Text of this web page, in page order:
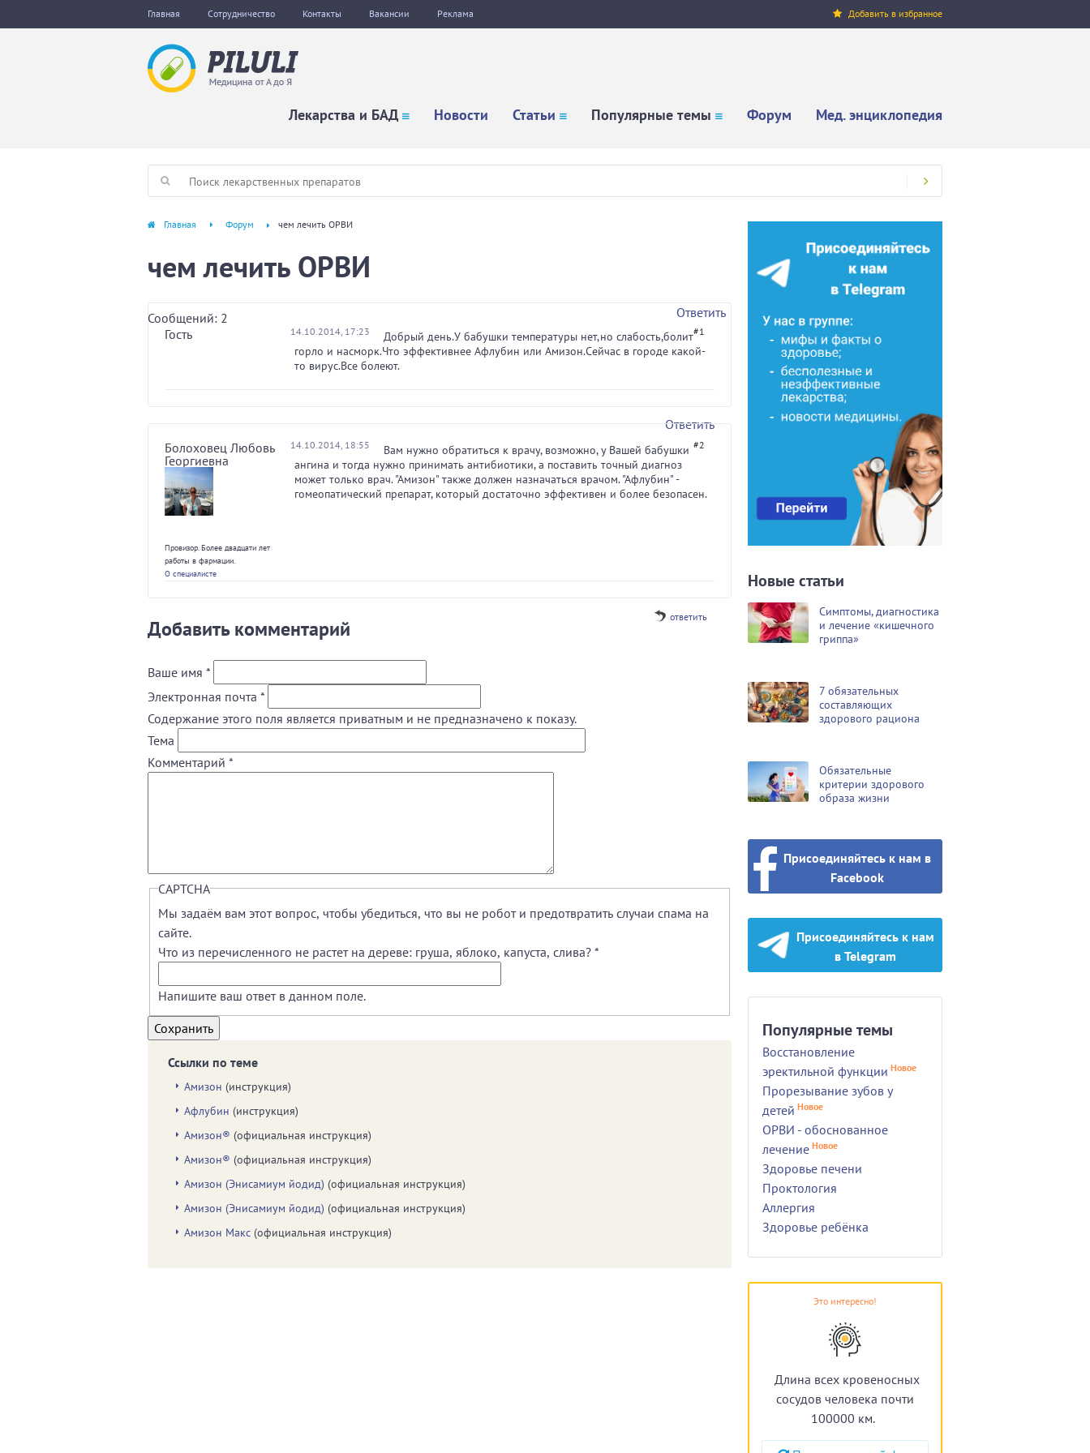
Главная Сотрудничество Контакты Вакансии Реклама Добавить в избранное
Лекарства и БАД Новости Статьи Популярные темы Форум Мед. энциклопедия
Главная Форум чем лечить ОРВИ
чем лечить ОРВИ
Сообщений: 2
Ответить
Гость
14.10.2014, 17:23 #1
Добрый день.У бабушки температуры нет,но слабость,болит
горло и насморк.Что эффективнее Афлубин или Амизон.Сейчас в городе какой-
то вирус.Все болеют.
Ответить
Болоховец Любовь
Георгиевна
Провизор. Более двадцати лет
работы в фармации.
О специалисте
14.10.2014, 18:55 #2
Вам нужно обратиться к врачу, возможно, у Вашей бабушки
ангина и тогда нужно принимать антибиотики, а поставить точный диагноз
может только врач. "Амизон" также должен назначаться врачом. "Афлубин" -
гомеопатический препарат, который достаточно эффективен и более безопасен.
ответить
Добавить комментарий
Ваше имя *
Электронная почта *
Содержание этого поля является приватным и не предназначено к показу.
Тема
Комментарий *
CAPTCHA
Мы задаём вам этот вопрос, чтобы убедиться, что вы не робот и предотвратить случаи спама на
сайте.
Что из перечисленного не растет на дереве: груша, яблоко, капуста, слива? *
Напишите ваш ответ в данном поле.
Ссылки по теме
Амизон (инструкция)
Афлубин (инструкция)
Амизон® (официальная инструкция)
Амизон® (официальная инструкция)
Амизон (Энисамиум йодид) (официальная инструкция)
Амизон (Энисамиум йодид) (официальная инструкция)
Амизон Макс (официальная инструкция)
Новые статьи
Симптомы, диагностика
и лечение «кишечного
гриппа»
7 обязательных
составляющих
здорового рациона
Обязательные
критерии здорового
образа жизни
Присоединяйтесь к нам в
Facebook
Присоединяйтесь к нам
в Telegram
Популярные темы
Восстановление
эректильной функции Новое
Прорезывание зубов у
детей Новое
ОРВИ - обоснованное
лечение Новое
Здоровье печени
Проктология
Аллергия
Здоровье ребёнка
Это интересно!
Длина всех кровеносных
сосудов человека почти
100000 км.